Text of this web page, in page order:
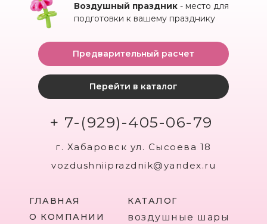
Воздушный праздник - место для
подготовки к вашему празднику
ГЛАВНАЯ
Перейти в каталог
Предварительный расчет
+ 7-(929)-405-06-79
г. Хабаровск ул. Сысоева 18
vozdushniiprazdnik@yandex.ru
О КОМПАНИИ
КАТАЛОГ
воздушные шары